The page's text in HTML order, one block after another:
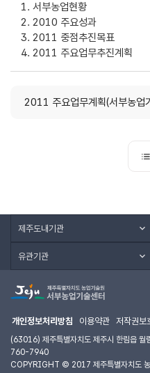
1. 서부농업현황
2. 2010 주요성과
3. 2011 중점추진목표
4. 2011 주요업무추진계획
2011 주요업무계획(서부농
제주도내기관
유관기관
개인정보처리방침 이용약관 저작권보
(63016) 제주특별자치도 제주시 한림읍
760-7940
COPYRIGHT © 2017 제주특별자치도